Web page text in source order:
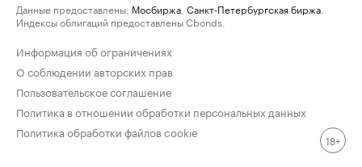
Данные предоставлены: Мосбиржа Санкт-Петербургская биржа
Индексы облигаций предоставлены Cbonds.
Информация об ограничениях
О соблюдении авторских прав
Пользовательское соглашение
Политика в отношении обработки персональных данных
Политика обработки файлов cookie
18+